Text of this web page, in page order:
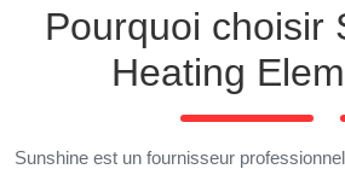
Pourquoi choisir
Heating
Sunshine est un fournisseur